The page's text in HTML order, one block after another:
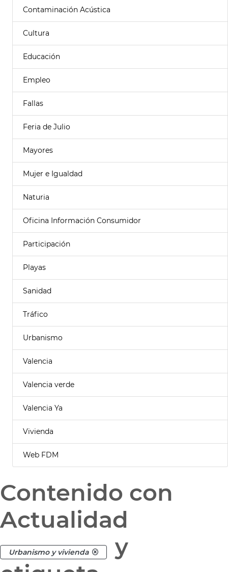
Contaminación Acústica
Cultura
Educación
Empleo
Fallas
Feria de Julio
Mayores
Mujer e Igualdad
Naturia
Oficina Información Consumidor
Participación
Playas
Sanidad
Tráfico
Urbanismo
Valencia
Valencia verde
Valencia Ya
Vivienda
Web FDM
Contenido con
Actualidad
Urbanismo y vivienda
y